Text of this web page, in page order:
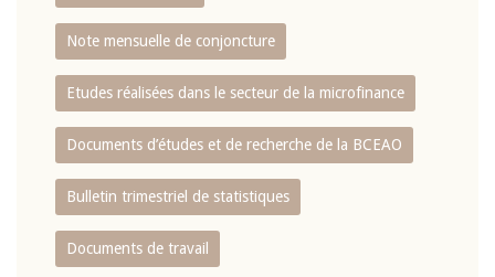
Note mensuelle de conjoncture
Etudes réalisées dans le secteur de la microfinance
Documents d’études et de recherche de la BCEAO
Bulletin trimestriel de statistiques
Documents de travail